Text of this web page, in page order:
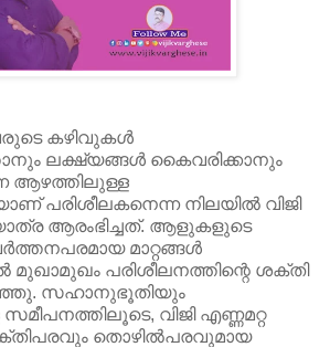
കഴിവുകൾ
ലക്ഷ്യങ്ങൾ കൈവരിക്കാനും
ആഴത്തിലുള്ള
പരിശീലകനെന്ന നിലയിൽ വിജി
ആരംഭിച്ചത്. ആളുകളുടെ
മാറ്റങ്ങൾ
പരിശീലനത്തിന്റെ ശക്തി
സഹാനുഭൂതിയും
വിജി എണ്ണമറ്റ
തൊഴിൽപരവുമായ